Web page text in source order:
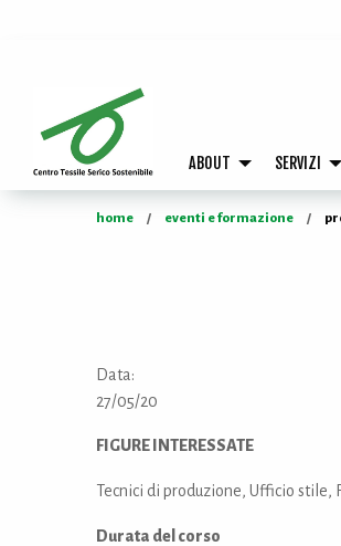
ABOUT SERVIZI
home eventi e formazione
Data:
27/05/20
FIGURE INTERESSATE
Tecnici di produzione, Ufficio stile,
Durata del corso